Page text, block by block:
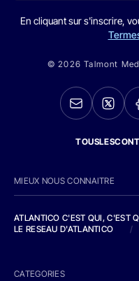
En cliquant sur s'inscrire,
© 2026 Talmont
MIEUX NOUS CONNAITRE
ATLANTICO C'EST QUI, C'EST
LE RESEAU D'ATLANTICO
/
CATEGORIES